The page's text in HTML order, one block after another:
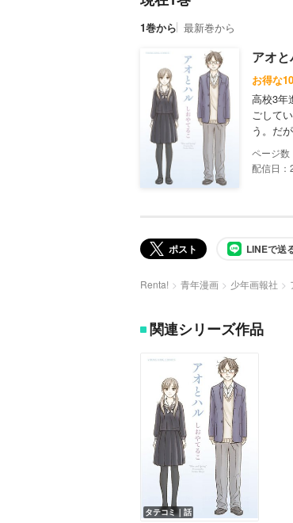
1巻から 最新巻から
アオ
お得な
高校3年
ごして
う。だ
配信日
ポスト LINEで送
Renta! 青年漫画 少年画報社
関連シリーズ作品
タテコミ｜話